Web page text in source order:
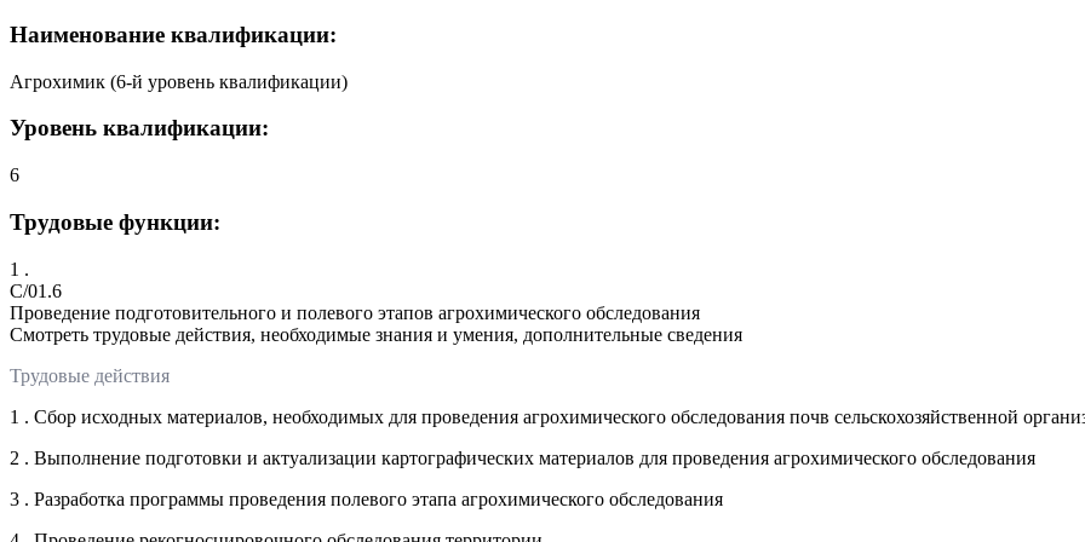
Наименование квалификации:
Агрохимик (6-й уровень квалификации)
Уровень квалификации:
6
Трудовые функции:
1 .
C/01.6
Проведение подготовительного и полевого этапов агрохимического обследования
Смотреть трудовые действия, необходимые знания и умения, дополнительные сведения
Трудовые действия
1 . Сбор исходных материалов, необходимых для проведения агрохимического обследования почв сельскохозяйственной
2 . Выполнение подготовки и актуализации картографических материалов для проведения агрохимического обследования
3 . Разработка программы проведения полевого этапа агрохимического обследования